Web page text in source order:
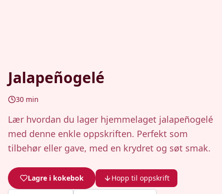
Jalapeñogelé
30 min
Lær hvordan du lager hjemmelaget jalapeñogelé
med denne enkle oppskriften. Perfekt som
tilbehør eller gave, med en krydret og søt smak.
Lagre i kokebok Hopp til oppskrift